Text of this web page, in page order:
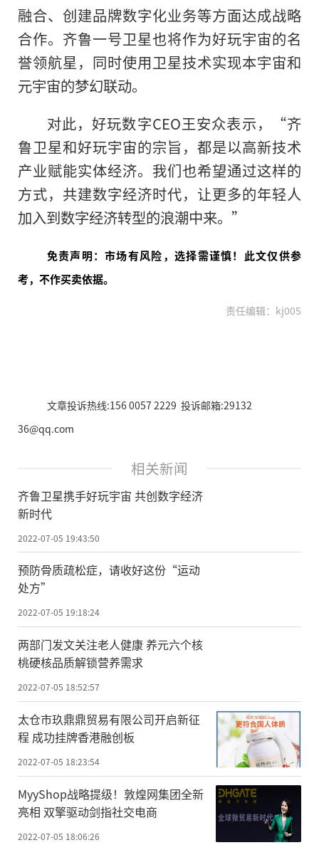
融合、创建品牌数字化业务等方面达成战略
合作。齐鲁一号卫星也将作为好玩宇宙的名
誉领航星，同时使用卫星技术实现本宇宙和
元宇宙的梦幻联动。
对此，好玩数字CEO王安众表示，“齐
鲁卫星和好玩宇宙的宗旨，都是以高新技术
产业赋能实体经济。我们也希望通过这样的
方式，共建数字经济时代，让更多的年轻人
加入到数字经济转型的浪潮中来。”
免责声明：市场有风险，选择需谨慎！此文仅供参
考，不作买卖依据。
责任编辑：kj005
文章投诉热线:156 0057 2229 投诉邮箱:29132
36@qq.com
相关新闻
齐鲁卫星携手好玩宇宙 共创数字经济
新时代
2022-07-05 19:43:50
预防骨质疏松症，请收好这份“运动
处方”
2022-07-05 19:18:24
两部门发文关注老人健康 养元六个核
桃硬核品质解锁营养需求
2022-07-05 18:52:57
太仓市玖鼎鼎贸易有限公司开启新征
程 成功挂牌香港融创板
2022-07-05 18:23:54
MyyShop战略提级！敦煌网集团全新
亮相 双擎驱动剑指社交电商
2022-07-05 18:06:26